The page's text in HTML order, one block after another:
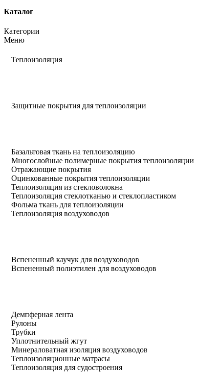
Каталог
Категории
Меню
Теплоизоляция
Защитные покрытия для теплоизоляции
Базальтовая ткань на теплоизоляцию
Многослойные полимерные покрытия теплоизоляции
Отражающие покрытия
Оцинкованные покрытия теплоизоляции
Теплоизоляция из стекловолокна
Теплоизоляция стеклотканью и стеклопластиком
Фольма ткань для теплоизоляции
Теплоизоляция воздуховодов
Вспененный каучук для воздуховодов
Вспененный полиэтилен для воздуховодов
Демпферная лента
Рулоны
Трубки
Уплотнительный жгут
Минераловатная изоляция воздуховодов
Теплоизоляционные матрасы
Теплоизоляция для судостроения